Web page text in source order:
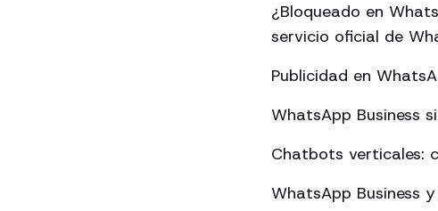
¿Bloqueado en
servicio oficial de
Publicidad en
WhatsApp Business
Chatbots verticales:
WhatsApp Business